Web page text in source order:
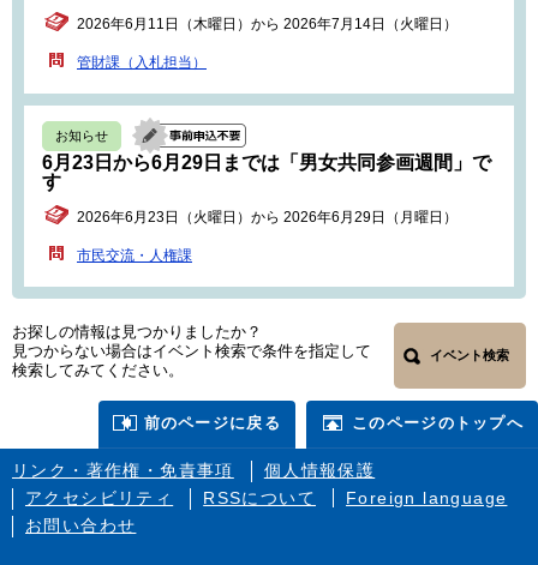
2026年6月11日（木曜日）から 2026年7月14日（火曜日）
管財課（入札担当）
お知らせ
6月23日から6月29日までは「男女共同参画週間」で
す
2026年6月23日（火曜日）から 2026年6月29日（月曜日）
市民交流・人権課
お探しの情報は見つかりましたか？
見つからない場合はイベント検索で条件を指定して
検索してみてください。
イベント検索
前のページに戻る このページのトップへ
リンク・著作権・免責事項
個人情報保護
アクセシビリティ
RSSについて
Foreign language
お問い合わせ